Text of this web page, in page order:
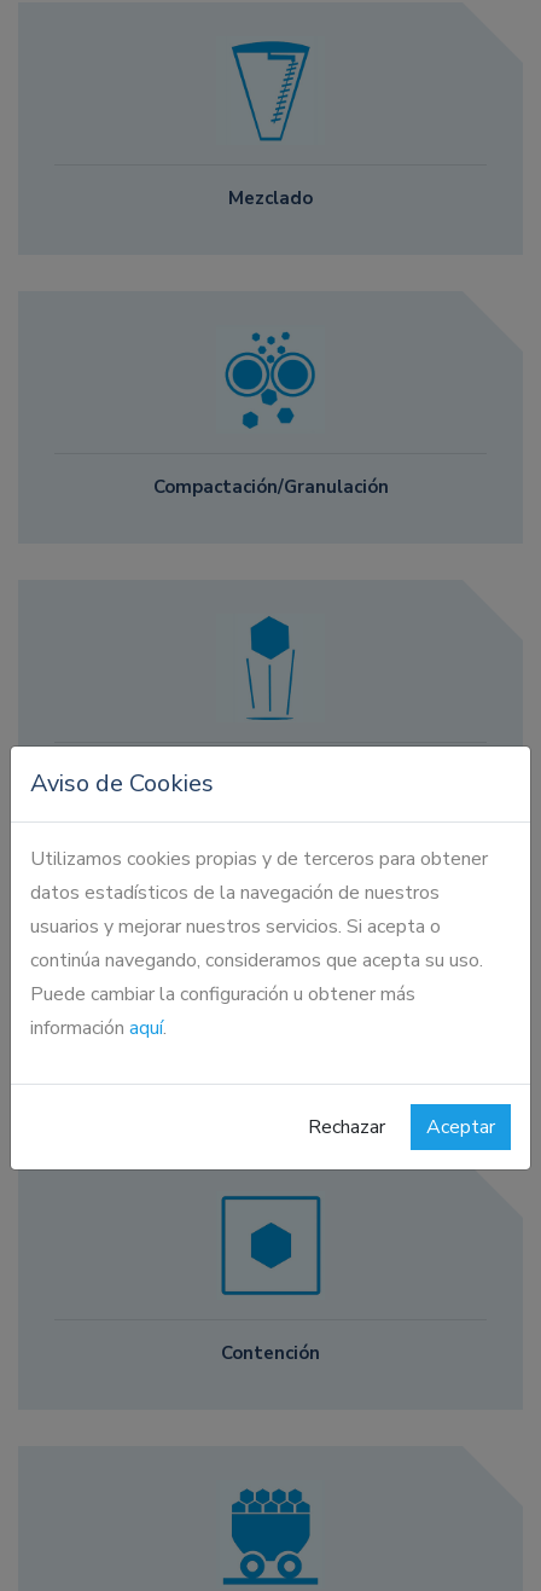
Aviso de Cookies
Utilizamos cookies propias y de terceros para obtener
datos estadísticos de la navegación de nuestros
usuarios y mejorar nuestros servicios. Si acepta o
continúa navegando, consideramos que acepta su uso.
Puede cambiar la configuración u obtener más
información aquí.
Rechazar Aceptar
Mezclado
Compactación/Granulación
Contención